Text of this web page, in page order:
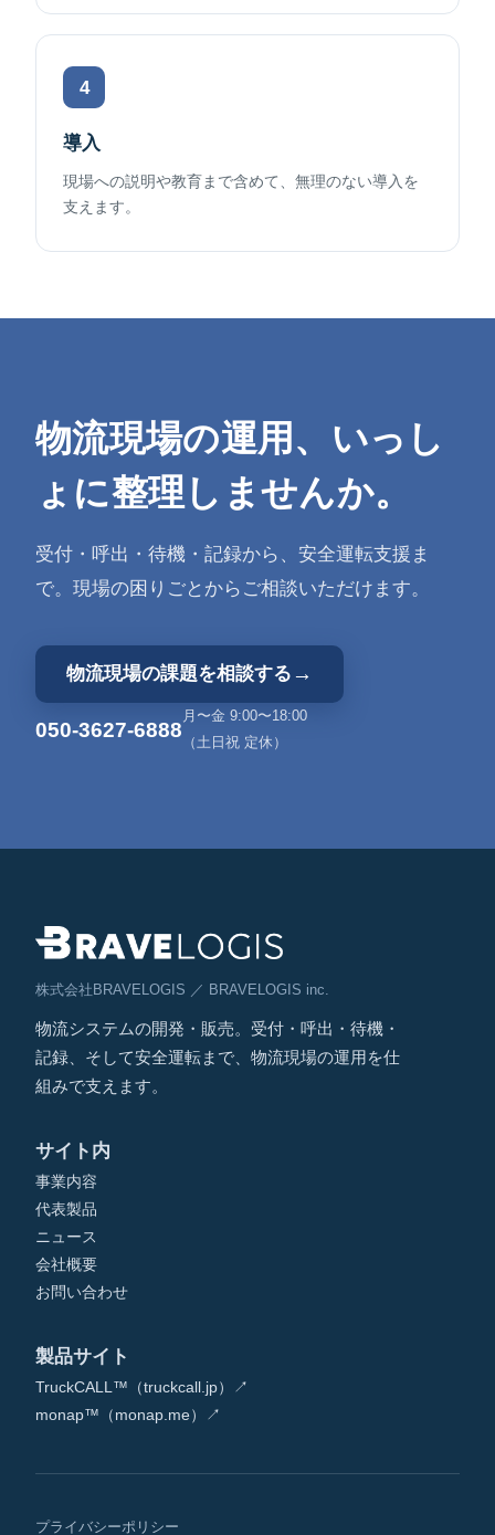
4
導入
現場への説明や教育まで含めて、無理のない導入を
支えます。
物流現場の運用、いっし
ょに整理しませんか。
受付・呼出・待機・記録から、安全運転支援ま
で。現場の困りごとからご相談いただけます。
物流現場の課題を相談する →
050-3627-6888
月〜金 9:00〜18:00
（土日祝 定休）
株式会社BRAVELOGIS ／ BRAVELOGIS inc.
物流システムの開発・販売。受付・呼出・待機・
記録、そして安全運転まで、物流現場の運用を仕
組みで支えます。
サイト内
事業内容
代表製品
ニュース
会社概要
お問い合わせ
製品サイト
TruckCALL™（truckcall.jp）↗
monap™（monap.me）↗
プライバシーポリシー